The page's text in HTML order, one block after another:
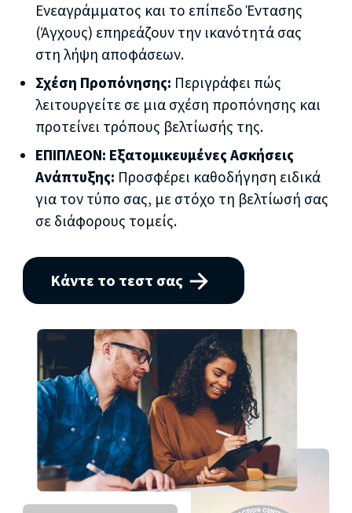
Ενεαγράμματος και το επίπεδο Έντασης
(Άγχους) επηρεάζουν την ικανότητά σας
στη λήψη αποφάσεων.
Σχέση Προπόνησης: Περιγράφει πώς
λειτουργείτε σε μια σχέση προπόνησης και
προτείνει τρόπους βελτίωσής της.
ΕΠΙΠΛΕΟΝ: Εξατομικευμένες Ασκήσεις
Ανάπτυξης: Προσφέρει καθοδήγηση ειδικά
για τον τύπο σας, με στόχο τη βελτίωσή σας
σε διάφορους τομείς.
Κάντε το τεστ σας